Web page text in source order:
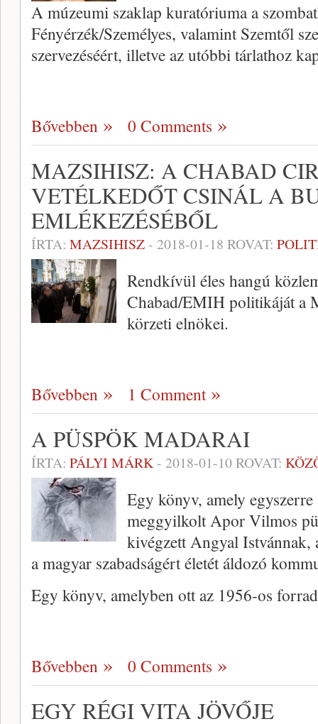
A múzeumi szaklap kuratóriuma a
Fényérzék/Személyes, valamint Szemtől
szervezéséért, illetve az utóbbi tárlathoz
Bővebben 0 Comments
MAZSIHISZ: A CHABAD
VETÉLKEDŐT CSINÁL A
EMLÉKEZÉSÉBŐL
ÍRTA: MAZSIHISZ- 2018-01-18 ROVAT:
Rendkívül éles hangú
Chabad/EMIH politikáját a
körzeti elnökei.
Bővebben 1 Comment
A PÜSPÖK MADARAI
ÍRTA: PÁLYI MÁRK- 2018-01-10ROVAT:
Egy könyv, amely
meggyilkolt Apor Vilmos
kivégzett Angyal Istvánnak,
a magyar szabadságért életét áldozó
Egy könyv, amelyben ott az 1956-os
Bővebben 0 Comments
EGY RÉGI VITA JÖVŐJE